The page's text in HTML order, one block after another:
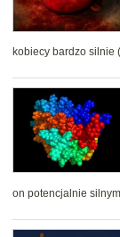
kobiecy bardzo silnie
on potencjalnie